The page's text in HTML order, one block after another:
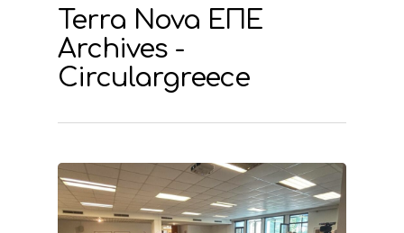
Terra Nova ΕΠΕ
Archives -
Circulargreece